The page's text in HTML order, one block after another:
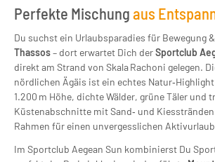
Perfekte Mischungaus
Du suchst ein Urlaubsparadies für Bewegung
Thassos– dort erwartet Dich derSportclub
direkt am Strand von Skala Rachoni gelegen.
nördlichen Ägäis ist ein echtes
1.200 m Höhe, dichte Wälder, grüne Täler und
Küstenabschnitte mit Sand‑ und
Rahmen für einen unvergesslichen
Im Sportclub Aegean Sun kombinierst Du